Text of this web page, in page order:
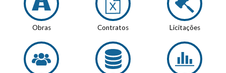
Obras Contratos Licitações